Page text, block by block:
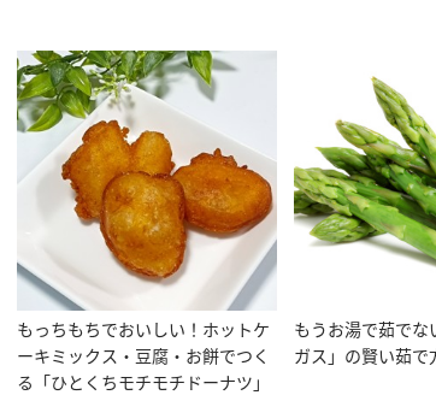
もっちもちでおいしい！ホットケ
ーキミックス・豆腐・お餅でつく
る「ひとくちモチモチドーナツ」
もうお湯で茹でな
ガス」の賢い茹で